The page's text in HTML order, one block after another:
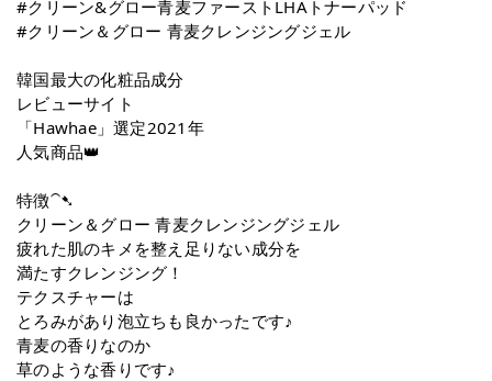
#クリーン&グロー青麦ファーストLHAトナーパッド
#クリーン＆グロー 青麦クレンジングジェル
韓国最大の化粧品成分
レビューサイト
「Hawhae」選定2021年
人気商品👑
特徴⁀➷
クリーン＆グロー 青麦クレンジングジェル
疲れた肌のキメを整え足りない成分を
満たすクレンジング！
テクスチャーは
とろみがあり泡立ちも良かったです♪
青麦の香りなのか
草のような香りです♪